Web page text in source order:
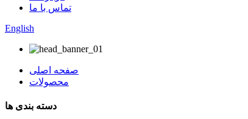
تماس با ما
English
صفحه اصلی
محصولات
دسته بندی ها